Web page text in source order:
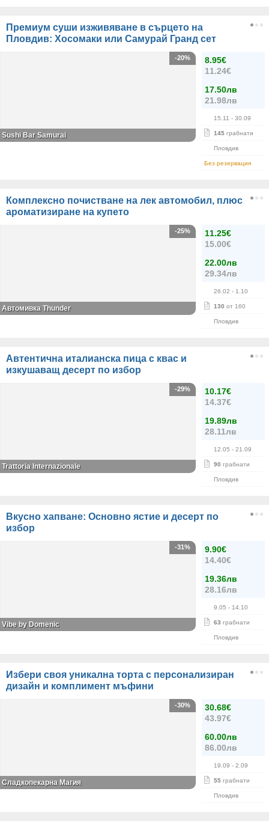
Премиум суши изживяване в сърцето на
Пловдив: Хосомаки или Самурай Гранд сет
8.95€
11.24€
17.50лв
21.98лв
15.11 - 30.09
145 грабнати
Пловдив
Без резервация
-20%
Sushi Bar Samurai
Комплексно почистване на лек автомобил, плюс
ароматизиране на купето
11.25€
15.00€
22.00лв
29.34лв
26.02 - 1.10
130 от 160
Пловдив
-25%
Автомивка Thunder
Автентична италианска пица с квас и
изкушаващ десерт по избор
10.17€
14.37€
19.89лв
28.11лв
12.05 - 21.09
90 грабнати
Пловдив
-29%
Trattoria Internazionale
Вкусно хапване: Основно ястие и десерт по
избор
9.90€
14.40€
19.36лв
28.16лв
9.05 - 14.10
63 грабнати
Пловдив
-31%
Vibe by Domenic
Избери своя уникална торта с персонализиран
дизайн и комплимент мъфини
30.68€
43.97€
60.00лв
86.00лв
19.09 - 2.09
55 грабнати
Пловдив
-30%
Сладкопекарна Магия